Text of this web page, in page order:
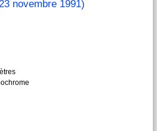
novembre 1991)